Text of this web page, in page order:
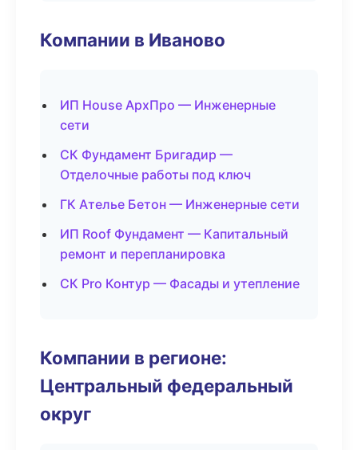
Компании в Иваново
ИП House АрхПро — Инженерные
сети
СК Фундамент Бригадир —
Отделочные работы под ключ
ГК Ателье Бетон — Инженерные сети
ИП Roof Фундамент — Капитальный
ремонт и перепланировка
СК Pro Контур — Фасады и утепление
Компании в регионе:
Центральный федеральный
округ